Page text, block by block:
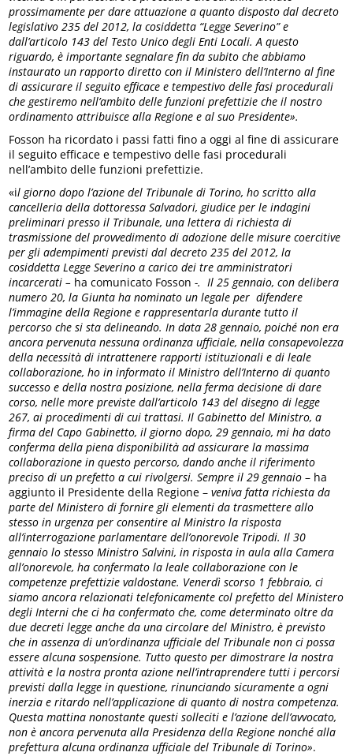
prossimamente per dare attuazione a quanto disposto dal decreto
legislativo 235 del 2012, la cosiddetta “Legge Severino” e
dall’articolo 143 del Testo Unico degli Enti Locali. A questo
riguardo, è importante segnalare fin da subito che abbiamo
instaurato un rapporto diretto con il Ministero dell’Interno al fine
di assicurare il seguito efficace e tempestivo delle fasi procedurali
che gestiremo nell’ambito delle funzioni prefettizie che il nostro
ordinamento attribuisce alla Regione e al suo Presidente».
Fosson ha ricordato i passi fatti fino a oggi al fine di assicurare
il seguito efficace e tempestivo delle fasi procedurali
nell’ambito delle funzioni prefettizie.
«il giorno dopo l’azione del Tribunale di Torino, ho scritto alla
cancelleria della dottoressa Salvadori, giudice per le indagini
preliminari presso il Tribunale, una lettera di richiesta di
trasmissione del provvedimento di adozione delle misure coercitive
per gli adempimenti previsti dal decreto 235 del 2012, la
cosiddetta Legge Severino a carico dei tre amministratori
incarcerati – ha comunicato Fosson -. Il 25 gennaio, con delibera
numero 20, la Giunta ha nominato un legale per difendere
l’immagine della Regione e rappresentarla durante tutto il
percorso che si sta delineando. In data 28 gennaio, poiché non era
ancora pervenuta nessuna ordinanza ufficiale, nella consapevolezza
della necessità di intrattenere rapporti istituzionali e di leale
collaborazione, ho in informato il Ministro dell’Interno di quanto
successo e della nostra posizione, nella ferma decisione di dare
corso, nelle more previste dall’articolo 143 del disegno di legge
267, ai procedimenti di cui trattasi. Il Gabinetto del Ministro, a
firma del Capo Gabinetto, il giorno dopo, 29 gennaio, mi ha dato
conferma della piena disponibilità ad assicurare la massima
collaborazione in questo percorso, dando anche il riferimento
preciso di un prefetto a cui rivolgersi.Sempre il 29 gennaio – ha
aggiunto il Presidente della Regione –veniva fatta richiesta da
parte del Ministero di fornire gli elementi da trasmettere allo
stesso in urgenza per consentire al Ministro la risposta
all’interrogazione parlamentare dell’onorevole Tripodi. Il 30
gennaio lo stesso Ministro Salvini, in risposta in aula alla Camera
all’onorevole, ha confermato la leale collaborazione con le
competenze prefettizie valdostane. Venerdì scorso 1 febbraio, ci
siamo ancora relazionati telefonicamente col prefetto del Ministero
degli Interni che ci ha confermato che, come determinato oltre da
due decreti legge anche da una circolare del Ministro, è previsto
che in assenza di un’ordinanza ufficiale del Tribunale non ci possa
essere alcuna sospensione. Tutto questo per dimostrare la nostra
attività e la nostra pronta azione nell’intraprendere tutti i percorsi
previsti dalla legge in questione, rinunciando sicuramente a ogni
inerzia e ritardo nell’applicazione di quanto di nostra competenza.
Questa mattina nonostante questi solleciti e l’azione dell’avvocato,
non è ancora pervenuta alla Presidenza della Regione nonché alla
prefettura alcuna ordinanza ufficiale del Tribunale di Torino».